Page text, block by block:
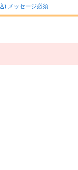
) メッセージ必須